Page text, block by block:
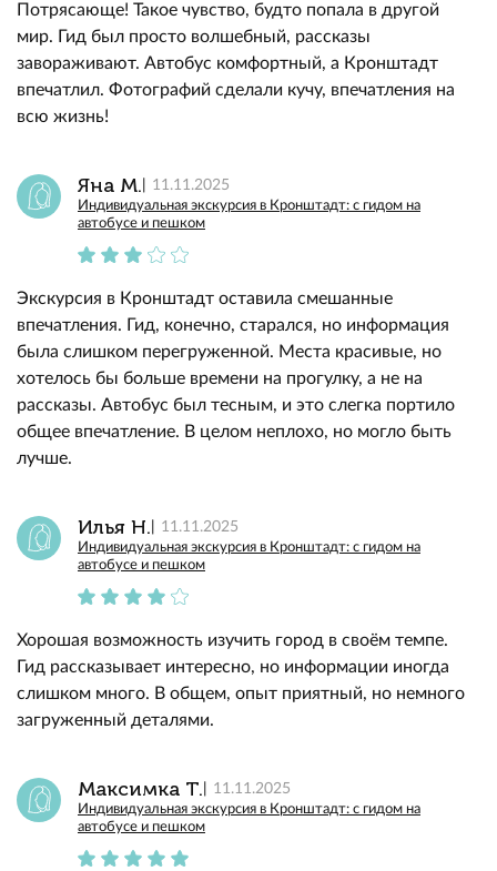
Потрясающе! Такое чувство, будто попала в другой
мир. Гид был просто волшебный, рассказы
завораживают. Автобус комфортный, а Кронштадт
впечатлил. Фотографий сделали кучу, впечатления на
всю жизнь!
Яна М. 11.11.2025
Индивидуальная экскурсия в Кронштадт: с гидом на
автобусе и пешком
Экскурсия в Кронштадт оставила смешанные
впечатления. Гид, конечно, старался, но информация
была слишком перегруженной. Места красивые, но
хотелось бы больше времени на прогулку, а не на
рассказы. Автобус был тесным, и это слегка портило
общее впечатление. В целом неплохо, но могло быть
лучше.
Илья Н. 11.11.2025
Индивидуальная экскурсия в Кронштадт: с гидом на
автобусе и пешком
Хорошая возможность изучить город в своём темпе.
Гид рассказывает интересно, но информации иногда
слишком много. В общем, опыт приятный, но немного
загруженный деталями.
Максимка Т. 11.11.2025
Индивидуальная экскурсия в Кронштадт: с гидом на
автобусе и пешком